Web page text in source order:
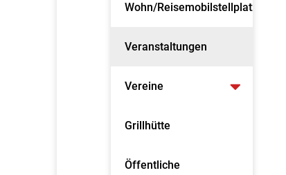
Wohn/Reisemobilstellplatz
Veranstaltungen
Vereine
Grillhütte
Öffentliche